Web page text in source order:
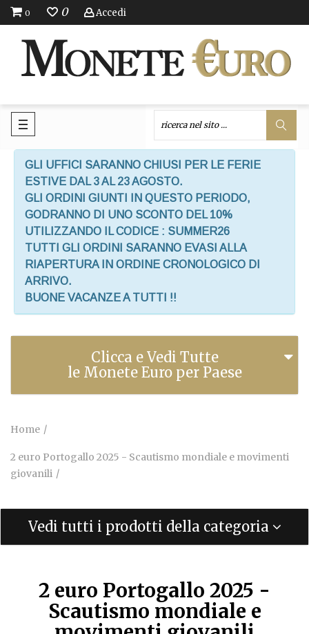
0 0 Accedi
GLI UFFICI SARANNO CHIUSI PER LE FERIE
ESTIVE DAL 3 AL 23 AGOSTO.
GLI ORDINI GIUNTI IN QUESTO PERIODO,
GODRANNO DI UNO SCONTO DEL 10%
UTILIZZANDO IL CODICE : SUMMER26
TUTTI GLI ORDINI SARANNO EVASI ALLA
RIAPERTURA IN ORDINE CRONOLOGICO DI
ARRIVO.
BUONE VACANZE A TUTTI !!
Clicca e Vedi Tutte
le Monete Euro per Paese
Home
2 euro Portogallo 2025 - Scautismo mondiale e movimenti
giovanili
Vedi tutti i prodotti della categoria
2 euro Portogallo 2025 -
Scautismo mondiale e